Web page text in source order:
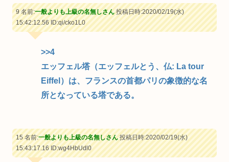
9 名前:一般よりも上級の名無しさん投稿日時:2020/02/19(水)
15:42:12.56ID:qi/cko1L0
>>4
エッフェル塔（エッフェルとう、仏: La tour
Eiffel）は、フランスの首都パリの象徴的な名
所となっている塔である。
15 名前:一般よりも上級の名無しさん投稿日時:2020/02/19(水)
15:43:17.16ID:wg4HbUdl0